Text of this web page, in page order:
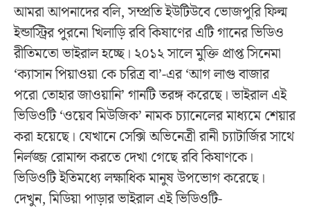
আমরা আপনাদের বলি, সম্প্রতি ইউটিউবে ভোজপুরি ফিল্ম
ইন্ডাস্ট্রির পুরনো খিলাড়ি রবি কিষাণের এটি গানের ভিডিও
রীতিমতো ভাইরাল হচ্ছে। ২০১২ সালে মুক্তি প্রাপ্ত সিনেমা
‘ক্যাসান পিয়াওয়া কে চরিত্র বা’-এর ‘আগ লাগু বাজার
পরো তোহার জাওয়ানি’ গানটি তরঙ্গ করেছে। ভাইরাল এই
ভিডিওটি ‘ওয়েব মিউজিক’ নামক চ্যানেলের মাধ্যমে শেয়ার
করা হয়েছে। যেখানে সেক্সি অভিনেত্রী রানী চ্যাটার্জির সাথে
নির্লজ্জ রোমান্স করতে দেখা গেছে রবি কিষাণকে।
ভিডিওটি ইতিমধ্যে লক্ষাধিক মানুষ উপভোগ করেছে।
দেখুন, মিডিয়া পাড়ার ভাইরাল এই ভিডিওটি-